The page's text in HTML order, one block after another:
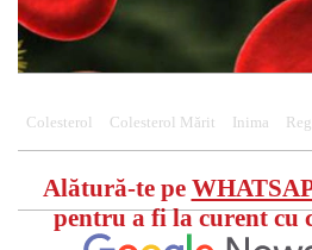
Colesterol Colesterol Mărit Inima
Alătură-te pe
pentru a fi la curent cu